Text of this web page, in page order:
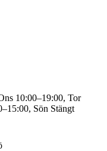
10:00–19:00, Tor
Sön Stängt